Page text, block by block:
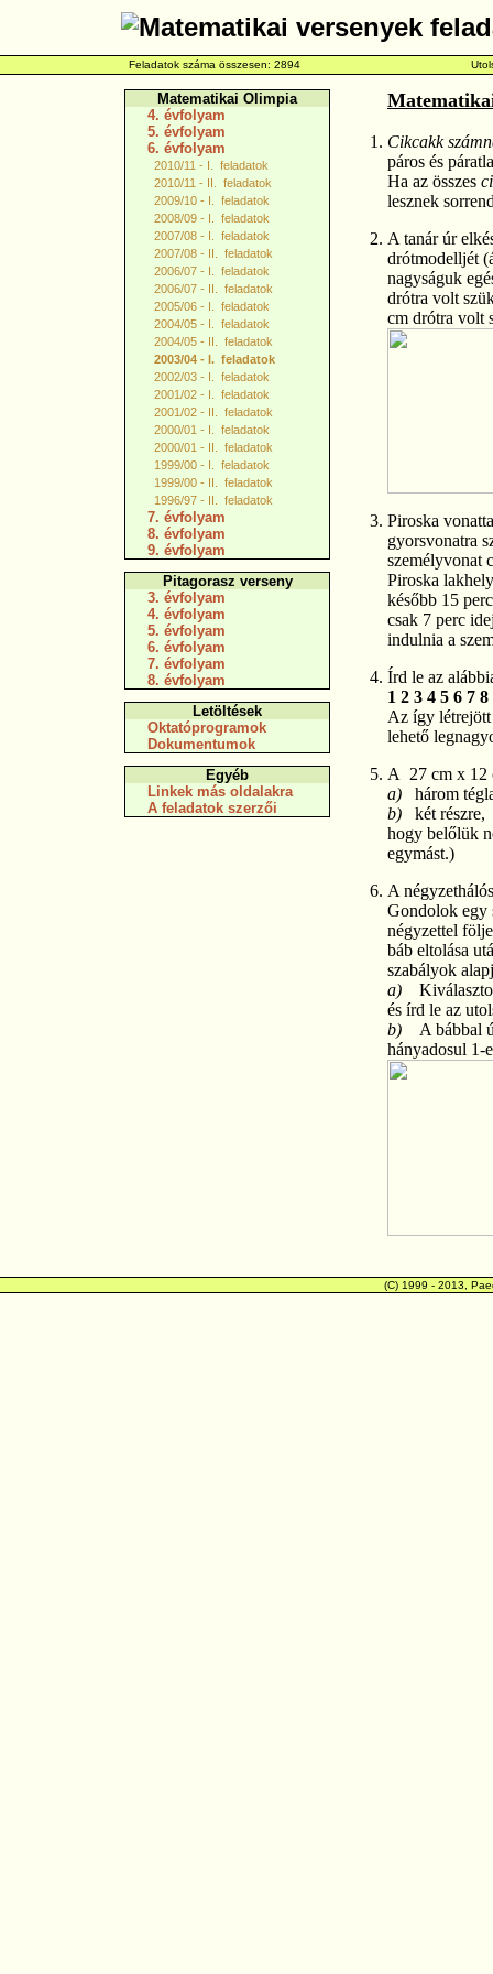
Feladatok száma összesen: 2894
Matematikai Olimpia
4. évfolyam
5. évfolyam
6. évfolyam
2010/11 - I. feladatok
2010/11 - II. feladatok
2009/10 - I. feladatok
2008/09 - I. feladatok
2007/08 - I. feladatok
2007/08 - II. feladatok
2006/07 - I. feladatok
2006/07 - II. feladatok
2005/06 - I. feladatok
2004/05 - I. feladatok
2004/05 - II. feladatok
2003/04 - I. feladatok
2002/03 - I. feladatok
2001/02 - I. feladatok
2001/02 - II. feladatok
2000/01 - I. feladatok
2000/01 - II. feladatok
1999/00 - I. feladatok
1999/00 - II. feladatok
1996/97 - II. feladatok
7. évfolyam
8. évfolyam
9. évfolyam
Pitagorasz verseny
3. évfolyam
4. évfolyam
5. évfolyam
6. évfolyam
7. évfolyam
8. évfolyam
Letöltések
Oktatóprogramok
Dokumentumok
Egyéb
Linkek más oldalakra
A feladatok szerzői
Cikcakk
páros és
Ha az összes
lesznek
A tanár úr
drótmodelljét
nagyságuk
drótra volt
cm drótra volt
Piroska
gyorsvonatra
személyvonat
Piroska
később 15
csak 7 perc
indulnia a
Írd le az
1 2 3 4 5 6 7
Az így létrejött
lehető
A 27 cm x 12
a) három
b) két részre,
hogy belőlük
egymást.)
A
Gondolok egy
négyzettel
báb eltolása
szabályok
a)
és írd le az
b) A bábbal
hányadosul 1-
(C) 1999 - 2013,